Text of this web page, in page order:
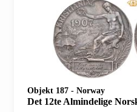
Objekt 187 - Norway
Det 12te Almindelige Norske Landbruksmøde